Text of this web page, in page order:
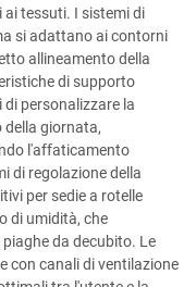
tessuti. I sistemi di
si adattano ai contorni
allineamento della
di supporto
personalizzare la
della giornata,
l'affaticamento
di regolazione della
per sedie a rotelle
di umidità, che
da decubito. Le
con canali di ventilazione